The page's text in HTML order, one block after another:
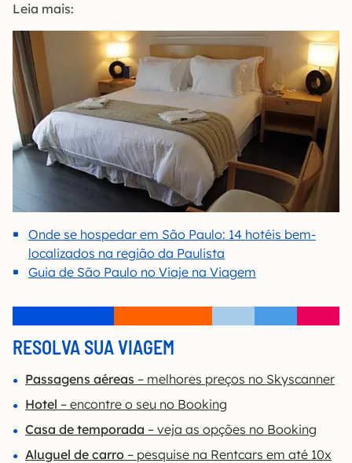
Leia mais:
Onde se hospedar em São Paulo: 14 hotéis bem-
localizados na região da Paulista
Guia de São Paulo no Viaje na Viagem
RESOLVA SUA VIAGEM
Passagens aéreas – melhores preços no Skyscanner
Hotel – encontre o seu no Booking
Casa de temporada – veja as opções no Booking
Aluguel de carro – pesquise na Rentcars em até 10x